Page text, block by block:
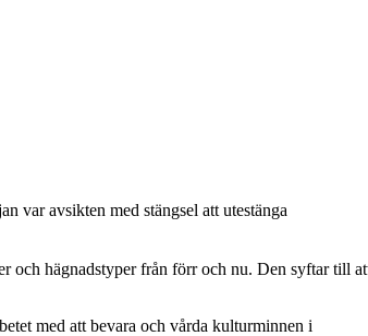
var avsikten med stängsel att utestänga
och hägnadstyper från förr och nu. Den syftar till
med att bevara och vårda kulturminnen i